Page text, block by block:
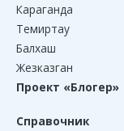
Караганда
Темиртау
Балхаш
Жезказган
Проект «Блогер»
Справочник